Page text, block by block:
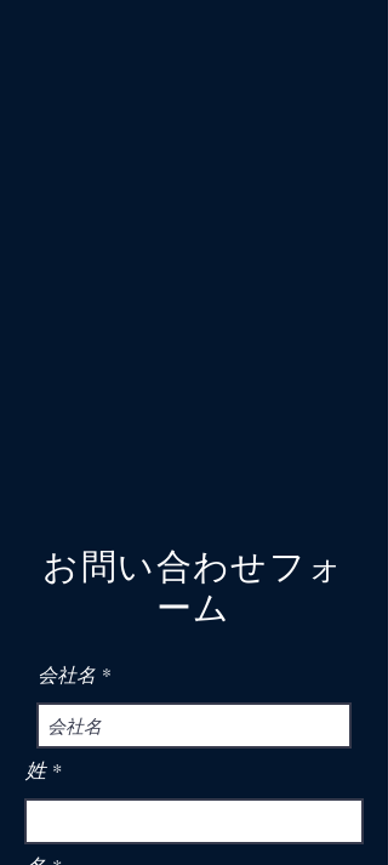
お問い合わせフォ
ーム
会社名
姓